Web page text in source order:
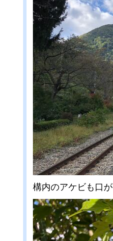
構内のアケビも口